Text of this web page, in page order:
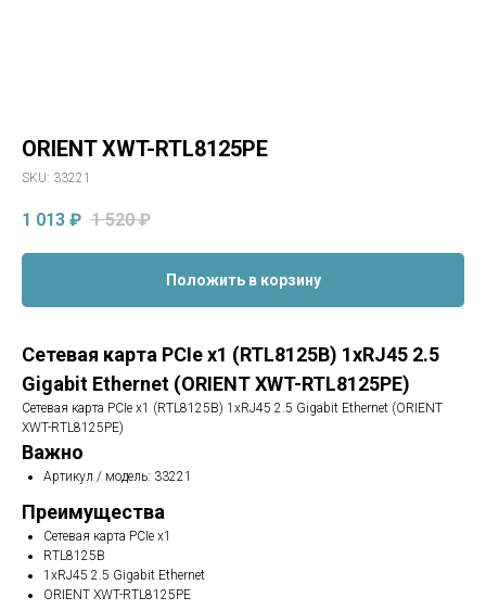
ORIENT XWT-RTL8125PE
SKU: 33221
1 013 ₽ 1 520 ₽
Положить в корзину
Сетевая карта PCIe x1 (RTL8125B) 1xRJ45 2.5
Gigabit Ethernet (ORIENT XWT-RTL8125PE)
Сетевая карта PCIe x1 (RTL8125B) 1xRJ45 2.5 Gigabit Ethernet (ORIENT
XWT-RTL8125PE)
Важно
Артикул / модель: 33221
Преимущества
Сетевая карта PCIe x1
RTL8125B
1xRJ45 2.5 Gigabit Ethernet
ORIENT XWT-RTL8125PE